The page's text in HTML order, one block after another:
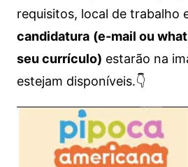
requisitos, local de trabalho
candidatura (e-mail ou
seu currículo) estarão na
estejam disponíveis.👇